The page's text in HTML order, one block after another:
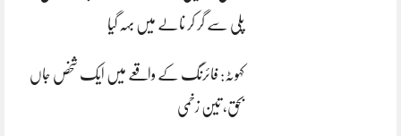
پلی سے گر کر نالے میں بہہ گیا
کہوٹہ: فائرنگ کے واقعے میں ایک شخص جاں
بحق، تین زخمی